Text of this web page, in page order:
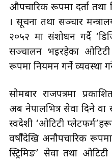
औपचारिक रूपमा दर्ता तथा
। सूचना तथा सञ्चार
२०५२ मा संशोधन गर्दै
सञ्चालन भइरहेका ओटिटी
रूपमा नियमन गर्ने व्यवस्था
सोमबार राजपत्रमा
अब नेपालभित्र सेवा दिने वा
स्वदेशी ‘ओटिटी
वर्षौंदेखि अनौपचारिक
स्ट्रिमिङ’ सेवा तथा